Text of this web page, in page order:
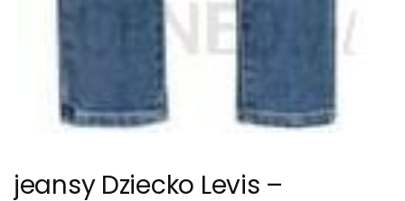
jeansy Dziecko Levis –